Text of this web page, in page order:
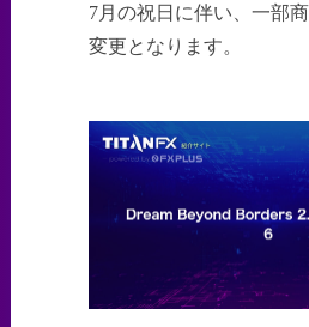
7月の祝日に伴い、一部
変更となります。